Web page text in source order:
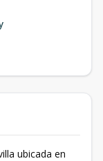
ubicada en